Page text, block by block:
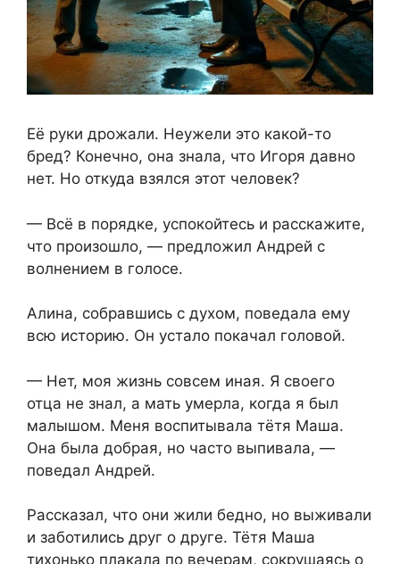
Её руки дрожали. Неужели это какой-то
бред? Конечно, она знала, что Игоря давно
нет. Но откуда взялся этот человек?
— Всё в порядке, успокойтесь и расскажите,
что произошло, — предложил Андрей с
волнением в голосе.
Алина, собравшись с духом, поведала ему
всю историю. Он устало покачал головой.
— Нет, моя жизнь совсем иная. Я своего
отца не знал, а мать умерла, когда я был
малышом. Меня воспитывала тётя Маша.
Она была добрая, но часто выпивала, —
поведал Андрей.
Рассказал, что они жили бедно, но выживали
и заботились друг о друге. Тётя Маша
тихонько плакала по вечерам, сокрушаясь о